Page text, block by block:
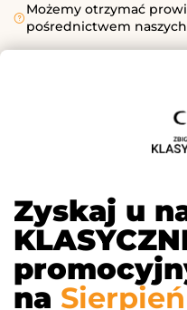
Możemy otrzymać
pośrednictwem
Zyskaj u
na